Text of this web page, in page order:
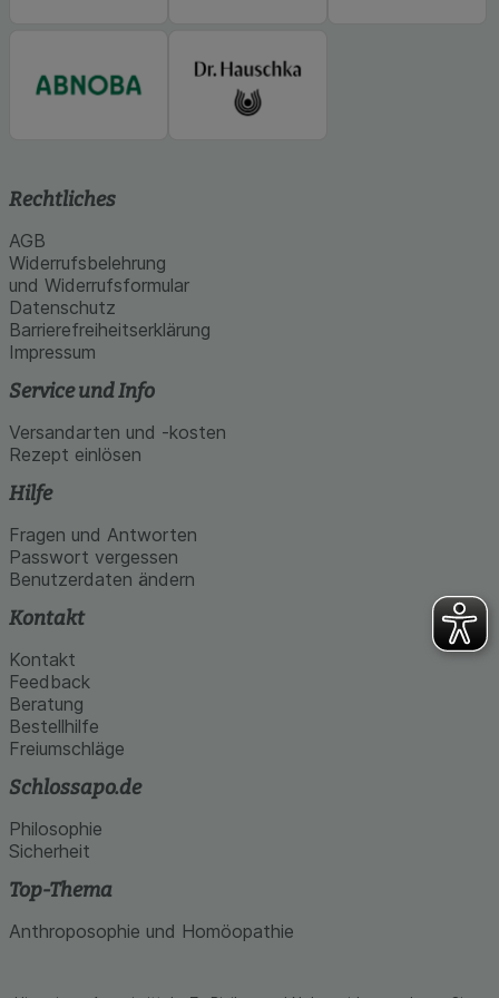
Rechtliches
AGB
Widerrufsbelehrung
und Widerrufsformular
Datenschutz
Barrierefreiheitserklärung
Impressum
Service und Info
Versandarten und -kosten
Rezept einlösen
Hilfe
Fragen und Antworten
Passwort vergessen
Benutzerdaten ändern
Kontakt
Kontakt
Feedback
Beratung
Bestellhilfe
Freiumschläge
Schlossapo.de
Philosophie
Sicherheit
Top-Thema
Anthroposophie und Homöopathie